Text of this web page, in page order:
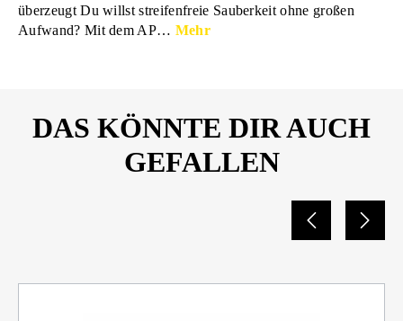
überzeugt Du willst streifenfreie Sauberkeit ohne großen
Aufwand? Mit dem AP… Mehr
DAS KÖNNTE DIR AUCH
GEFALLEN